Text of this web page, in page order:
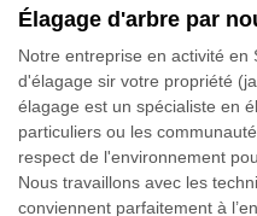
Élagage d'arbre par
Notre entreprise en activité
d'élagage sir votre propriété
élagage est un spécialiste en
particuliers ou les
respect de l'environnement
Nous travaillons avec les
conviennent parfaitement à